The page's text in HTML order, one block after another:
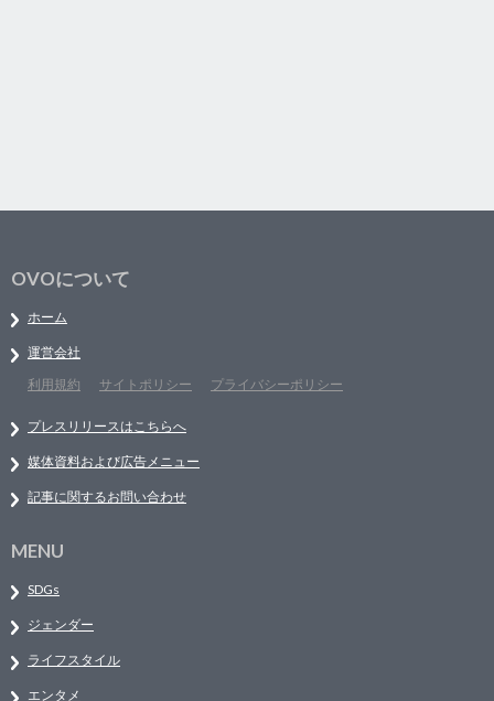
OVOについて
ホーム
運営会社
利用規約
サイトポリシー プライバシーポリシー
プレスリリースはこちらへ
媒体資料および広告メニュー
記事に関するお問い合わせ
MENU
SDGs
ジェンダー
ライフスタイル
エンタメ